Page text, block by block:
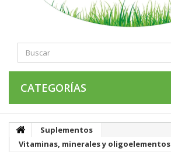
CATEGORÍAS
Suplementos
Vitaminas, minerales y oligoelementos